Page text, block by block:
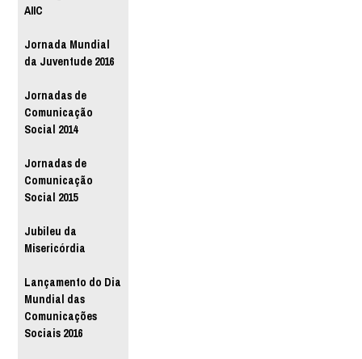
AIIC
Jornada Mundial
da Juventude 2016
Jornadas de
Comunicação
Social 2014
Jornadas de
Comunicação
Social 2015
Jubileu da
Misericórdia
Lançamento do Dia
Mundial das
Comunicações
Sociais 2016